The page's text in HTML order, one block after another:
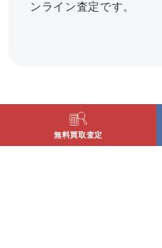
ンライン査定です。
無料買取査定